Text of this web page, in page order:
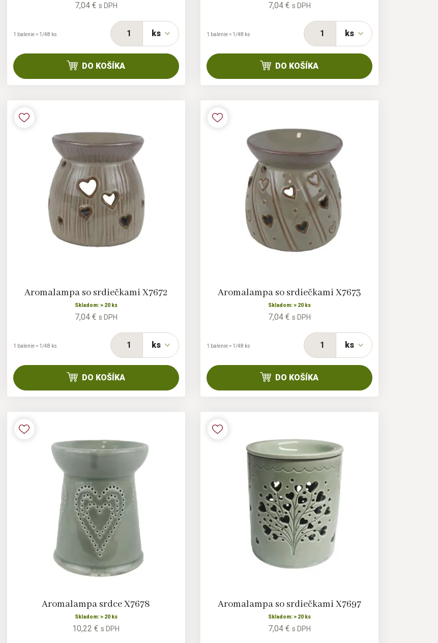
7,04 € s DPH
ks
1 balenie = 1/48 ks
DO KOŠÍKA
7,04 € s DPH
ks
1 balenie = 1/48 ks
DO KOŠÍKA
Aromalampa so srdiečkami X7672
Skladom: > 20 ks
7,04 € s DPH
ks
1 balenie = 1/48 ks
DO KOŠÍKA
Aromalampa so srdiečkami X7673
Skladom: > 20 ks
7,04 € s DPH
ks
1 balenie = 1/48 ks
DO KOŠÍKA
Aromalampa srdce X7678
Skladom: > 20 ks
10,22 €s DPH
Aromalampa so srdiečkami X7697
Skladom: > 20 ks
7,04 € s DPH